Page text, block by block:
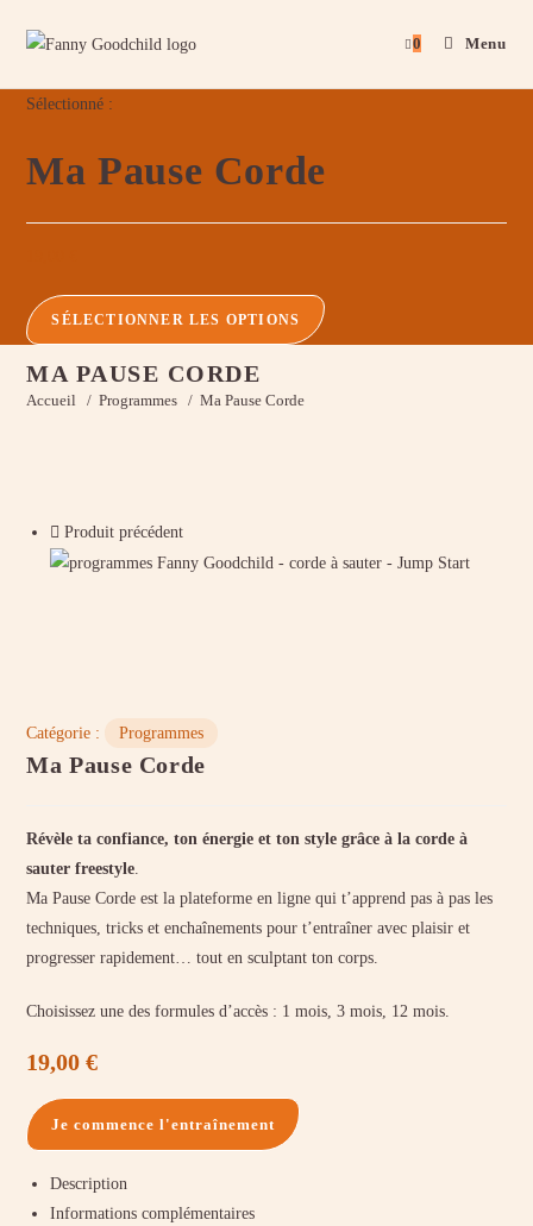
0 Menu
Sélectionné :
Ma Pause Corde
SÉLECTIONNER LES OPTIONS
MA PAUSE CORDE
Accueil / Programmes / Ma Pause Corde
Produit précédent
Catégorie : Programmes
Ma Pause Corde
Révèle ta confiance, ton énergie et ton style grâce à la corde à
sauter freestyle
Ma Pause Corde est la plateforme en ligne qui t’apprend pas à pas les
techniques, tricks et enchaînements pour t’entraîner avec plaisir et
progresser rapidement… tout en sculptant ton corps.
Choisissez une des formules d’accès : 1 mois, 3 mois, 12 mois.
19,00€
Je commence l'entraînement
Description
Informations complémentaires